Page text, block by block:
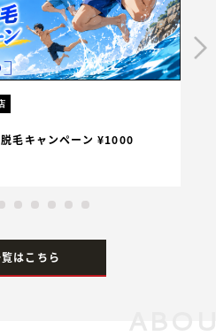
脱毛キャンペーン ¥1000
はこちら